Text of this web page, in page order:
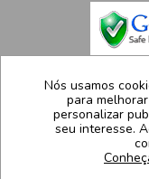
LCB
Avenida Ayrton
Tijuca - Rio
Atendimento: (21)
Nós usamos
para
personalizar
seu interesse.